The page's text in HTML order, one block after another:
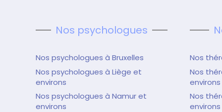
Nos psychologues
Nos psychologues à Bruxelles
Nos psychologues à Liège et
environs
Nos psychologues à Namur et
environs
Nos
Nos
environs
Nos
environs